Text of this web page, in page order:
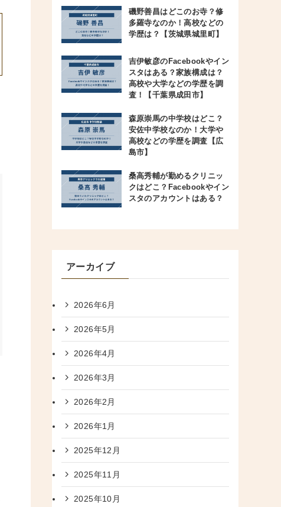
磯野善昌はどこのお寺？修
多羅寺なのか！高校などの
学歴は？【茨城県城里町】
吉伊敏彦のFacebookやイン
スタはある？家族構成は？
高校や大学などの学歴を調
査！【千葉県成田市】
森原崇馬の中学校はどこ？
安佐中学校なのか！大学や
高校などの学歴を調査【広
島市】
桑高秀輔が勤めるクリニッ
クはどこ？Facebookやイン
スタのアカウントはある？
アーカイブ
2026年6月
2026年5月
2026年4月
2026年3月
2026年2月
2026年1月
2025年12月
2025年11月
2025年10月